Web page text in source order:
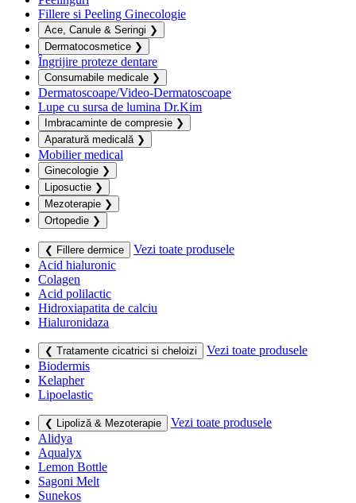
Fillere si Peeling Ginecologie
Ace, Canule & Seringi ❯
Dermatocosmetice ❯
Îngrijire proteze dentare
Consumabile medicale ❯
Dermatoscoape/Video-Dermatoscoape
Lupe cu sursa de lumina Dr.Kim
Imbracaminte de compresie ❯
Aparatură medicală ❯
Mobilier medical
Ginecologie ❯
Liposuctie ❯
Mezoterapie ❯
Ortopedie ❯
❮ Fillere dermice
Vezi toate produsele
Acid hialuronic
Colagen
Acid polilactic
Hidroxiapatita de calciu
Hialuronidaza
❮ Tratamente cicatrici si cheloizi
Vezi toate produsele
Biodermis
Kelapher
Lipoelastic
❮ Lipoliză & Mezoterapie
Vezi toate produsele
Alidya
Aqualyx
Lemon Bottle
Sagoni Melt
Sunekos